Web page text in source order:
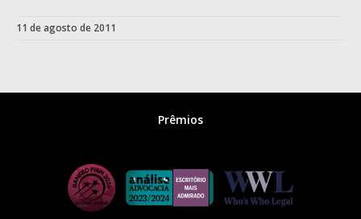
11 de agosto de 2011
Prêmios